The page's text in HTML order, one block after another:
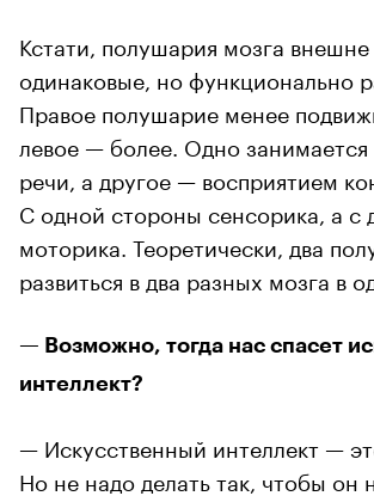
Кстати, полушария мозга внешне
одинаковые, но функционально
Правое полушарие менее
левое — более. Одно
речи, а другое — восприятием
С одной стороны сенсорика, а с
моторика. Теоретически, два
развиться в два разных мозга в
— Возможно, тогда нас спасет
интеллект?
— Искусственный интеллект —
Но не надо делать так, чтобы он